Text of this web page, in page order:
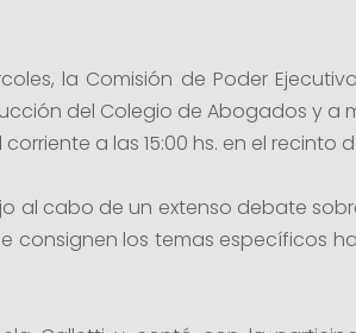
la Comisión de Poder
del Colegio de Abogados y a
corriente a las 15:00 hs. en el recinto
al cabo de un extenso debate
consignen los temas específicos